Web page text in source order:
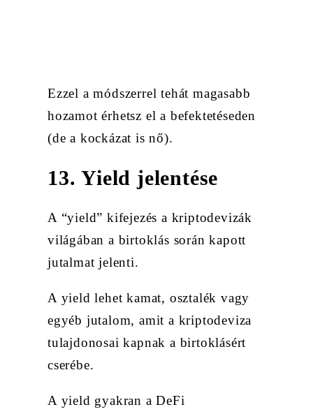
Ezzel a módszerrel tehát magasabb
hozamot érhetsz el a befektetéseden
(de a kockázat is nő).
13. Yield jelentése
A “yield” kifejezés a kriptodevizák
világában a birtoklás során kapott
jutalmat jelenti.
A yield lehet kamat, osztalék vagy
egyéb jutalom, amit a kriptodeviza
tulajdonosai kapnak a birtoklásért
cserébe.
A yield gyakran a DeFi